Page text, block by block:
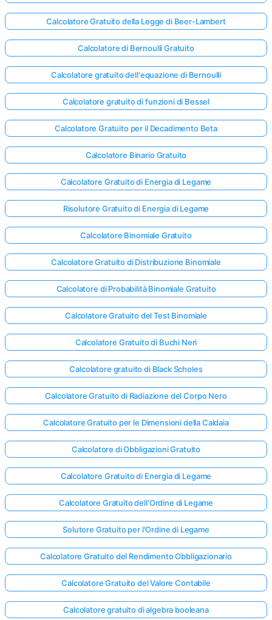
Calcolatore Gratuito della Legge di Beer-Lambert
Calcolatore di Bernoulli Gratuito
Calcolatore gratuito dell'equazione di Bernoulli
Calcolatore gratuito di funzioni di Bessel
Calcolatore Gratuito per il Decadimento Beta
Calcolatore Binario Gratuito
Calcolatore Gratuito di Energia di Legame
Risolutore Gratuito di Energia di Legame
Calcolatore Binomiale Gratuito
Calcolatore Gratuito di Distribuzione Binomiale
Calcolatore di Probabilità Binomiale Gratuito
Calcolatore Gratuito del Test Binomiale
Calcolatore Gratuito di Buchi Neri
Calcolatore gratuito di Black Scholes
Calcolatore Gratuito di Radiazione del Corpo Nero
Calcolatore Gratuito per le Dimensioni della Caldaia
Calcolatore di Obbligazioni Gratuito
Calcolatore Gratuito di Energia di Legame
Calcolatore Gratuito dell'Ordine di Legame
Solutore Gratuito per l'Ordine di Legame
Calcolatore Gratuito del Rendimento Obbligazionario
Calcolatore Gratuito del Valore Contabile
Calcolatore gratuito di algebra booleana